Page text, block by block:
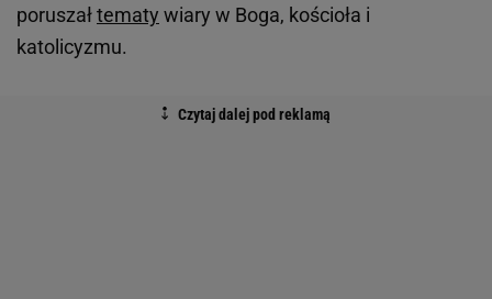
poruszałtematy wiary w Boga, kościoła i
katolicyzmu.